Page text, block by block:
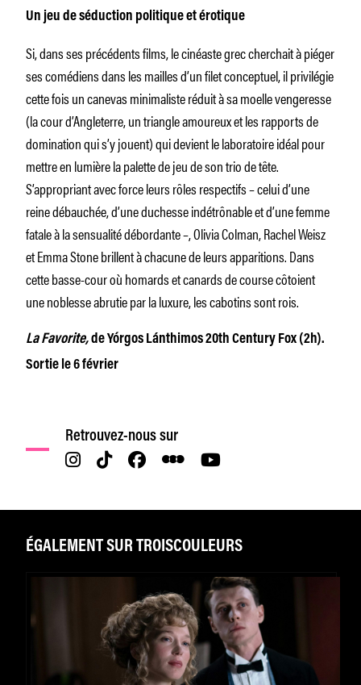
Un jeu de séduction politique et érotique
Si, dans ses précédents films, le cinéaste grec cherchait à piéger
ses comédiens dans les mailles d’un filet conceptuel, il privilégie
cette fois un canevas minimaliste réduit à sa moelle vengeresse
(la cour d’Angleterre, un triangle amoureux et les rapports de
domination qui s’y jouent) qui devient le laboratoire idéal pour
mettre en lumière la palette de jeu de son trio de tête.
S’appropriant avec force leurs rôles respectifs – celui d’une
reine débauchée, d’une duchesse indétrônable et d’une femme
fatale à la sensualité débordante –, Olivia Colman, Rachel Weisz
et Emma Stone brillent à chacune de leurs apparitions. Dans
cette basse-cour où homards et canards de course côtoient
une noblesse abrutie par la luxure, les cabotins sont rois.
La Favorite,de Yórgos Lánthimos 20th Century Fox (2h).
Sortie le 6 février
Retrouvez-nous sur
ÉGALEMENT SUR TROISCOULEURS